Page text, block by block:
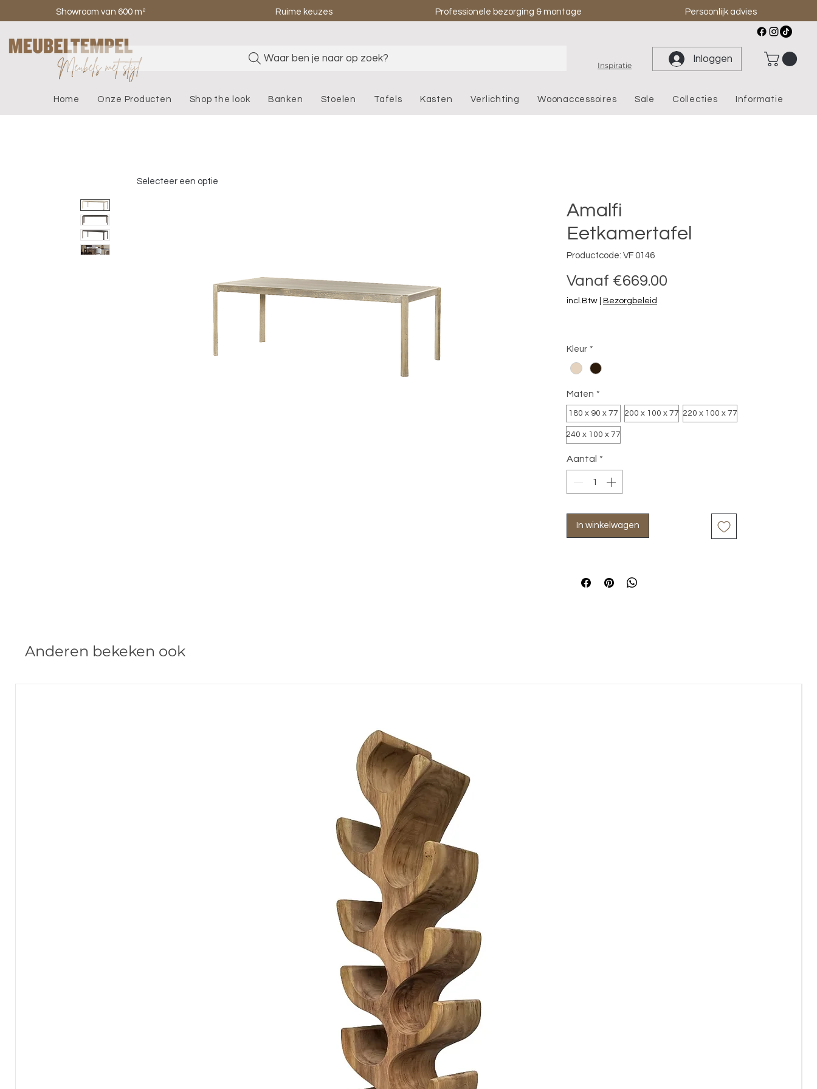
Showroom van 600 m² Ruime keuzes Professionele bezorging & montage Persoonlijk advies
Waar ben je naar op zoek?
Inspiratie
Inloggen
Home Onze Producten Shop the look Banken Stoelen Tafels Kasten Verlichting Woonaccessoires Sale Collecties Informatie
Amalfi
Eetkamertafel
Productcode: VF 0146
Vanaf €669.00
incl.Btw Bezorgbeleid
Kleur *
Maten *
180 x 90 x 77 200 x 100 x 77 220 x 100 x 77
240 x 100 x 77
Aantal *
In winkelwagen
Selecteer een optie
Anderen bekeken ook